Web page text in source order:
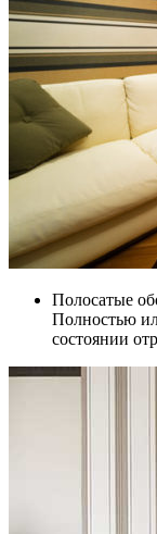
Полосатые
Полностью
состоянии